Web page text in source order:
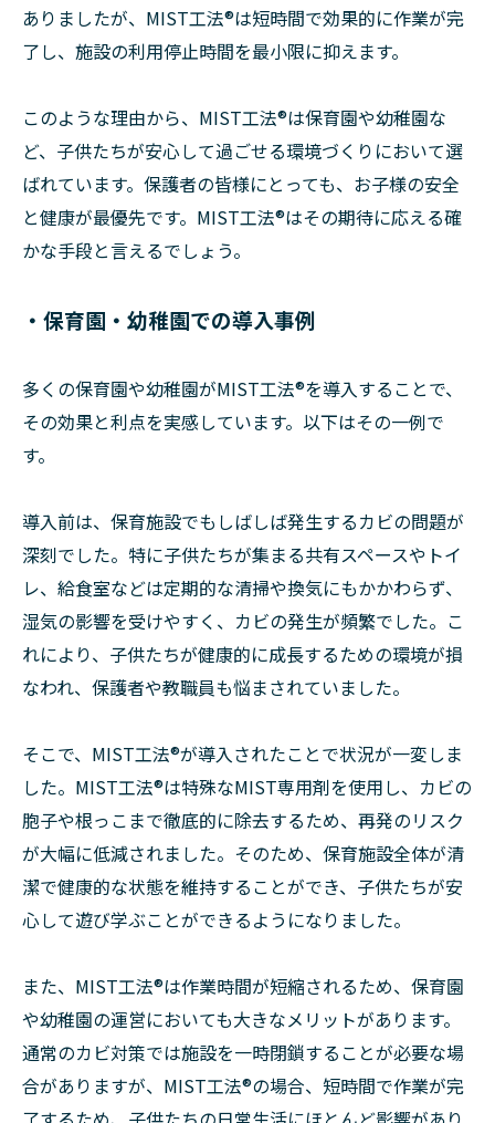
ありましたが、MIST工法®は短時間で効果的に作業が完
了し、施設の利用停止時間を最小限に抑えます。
このような理由から、MIST工法®は保育園や幼稚園な
ど、子供たちが安心して過ごせる環境づくりにおいて選
ばれています。保護者の皆様にとっても、お子様の安全
と健康が最優先です。MIST工法®はその期待に応える確
かな手段と言えるでしょう。
・保育園・幼稚園での導入事例
多くの保育園や幼稚園がMIST工法®を導入することで、
その効果と利点を実感しています。以下はその一例で
す。
導入前は、保育施設でもしばしば発生するカビの問題が
深刻でした。特に子供たちが集まる共有スペースやトイ
レ、給食室などは定期的な清掃や換気にもかかわらず、
湿気の影響を受けやすく、カビの発生が頻繁でした。こ
れにより、子供たちが健康的に成長するための環境が損
なわれ、保護者や教職員も悩まされていました。
そこで、MIST工法®が導入されたことで状況が一変しま
した。MIST工法®は特殊なMIST専用剤を使用し、カビの
胞子や根っこまで徹底的に除去するため、再発のリスク
が大幅に低減されました。そのため、保育施設全体が清
潔で健康的な状態を維持することができ、子供たちが安
心して遊び学ぶことができるようになりました。
また、MIST工法®は作業時間が短縮されるため、保育園
や幼稚園の運営においても大きなメリットがあります。
通常のカビ対策では施設を一時閉鎖することが必要な場
合がありますが、MIST工法®の場合、短時間で作業が完